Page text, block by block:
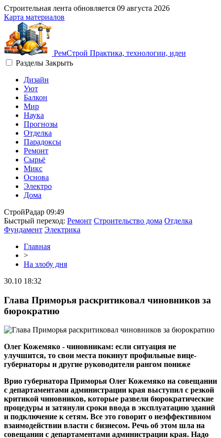
Строительная лента обновляется 09 августа 2026
Карта материалов
РемСтрой Практика, технологии, идеи
Разделы Закрыть
Дизайн
Уют
Балкон
Мир
Наука
Прогнозы
Отделка
Парадоксы
Ремонт
Сырьё
Микс
Основа
Электро
Дома
СтройРадар 09:49
Быстрый переход: Ремонт Строительство дома Отделка
Фундамент Электрика
Главная
>
На злобу дня
30.10 18:32
Глава Приморья раскритиковал чиновников за
бюрократию
Олег Кожемяко - чиновникам: если ситуация не
улучшится, то свои места покинут профильные вице-
губернаторы и другие руководители рангом пониже
Врио губернатора Приморья Олег Кожемяко на совещании
с департаментами администрации края выступил с резкой
критикой чиновников, которые развели бюрократические
процедуры и затянули сроки ввода в эксплуатацию зданий
и подключение к сетям. Все это говорит о неэффективном
взаимодействии власти с бизнесом. Речь об этом шла на
совещании с департаментами администрации края. Надо